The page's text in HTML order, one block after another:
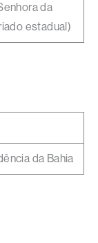
da
estadual)
da Bahia